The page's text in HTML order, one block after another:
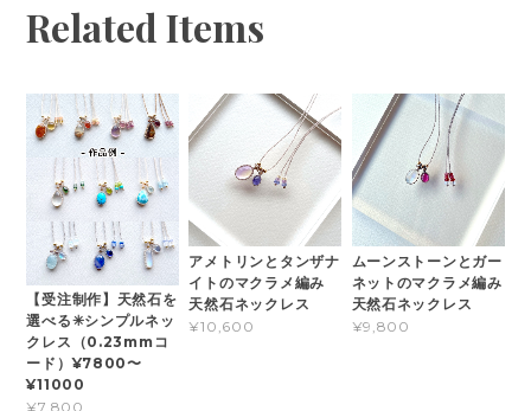
Related Items
【受注制作】天然石を
選べる✳︎シンプルネッ
クレス（0.23mmコ
ード）¥7800〜
¥11000
¥7,800
アメトリンとタンザナ
イトのマクラメ編み
天然石ネックレス
¥10,600
ムーンストーンとガー
ネットのマクラメ編み
天然石ネックレス
¥9,800